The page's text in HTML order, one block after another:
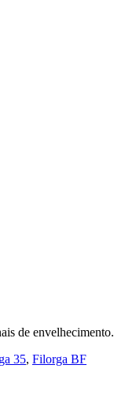
de envelhecimento.
35, Filorga BF